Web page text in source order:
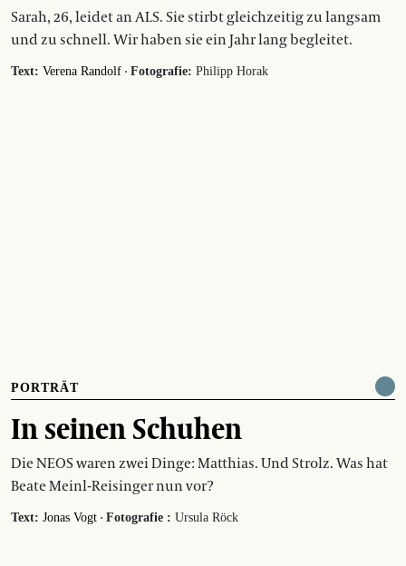
Sarah, 26, leidet an ALS. Sie stirbt gleichzeitig zu langsam
und zu schnell. Wir haben sie ein Jahr lang begleitet.
Text: Verena Randolf · Fotografie: Philipp Horak
PORTRÄT
In seinen Schuhen
Die NEOS waren zwei Dinge: Matthias. Und Strolz. Was hat
Beate Meinl-Reisinger nun vor?
Text: Jonas Vogt · Fotografie : Ursula Röck